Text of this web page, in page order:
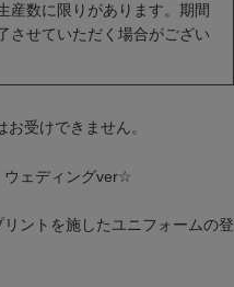
産数に限りがあります。期間
させていただく場合がござい
受けできません。
ェディングver☆
ントを施したユニフォームの登